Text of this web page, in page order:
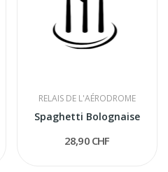
RELAIS DE L'AÉRODROME
Spaghetti Bolognaise
28,90 CHF